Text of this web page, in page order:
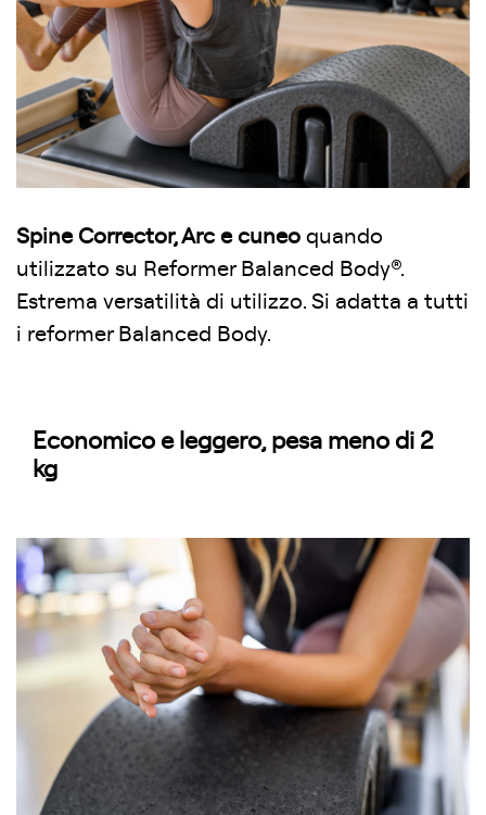
Spine Corrector, Arc e cuneo quando
utilizzato su Reformer Balanced Body®.
Estrema versatilità di utilizzo. Si adatta a tutti
i reformer Balanced Body.
Economico e leggero, pesa meno di 2
kg